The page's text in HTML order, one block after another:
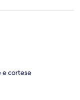
e cortese